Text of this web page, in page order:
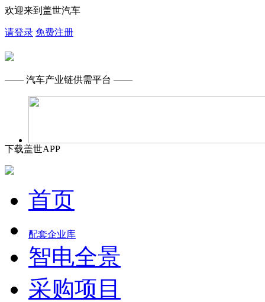
欢迎来到盖世汽车
请登录 免费注册
—— 汽车产业链供需平台 ——
下载盖世APP
首页
配套企业库
智电全景
采购项目